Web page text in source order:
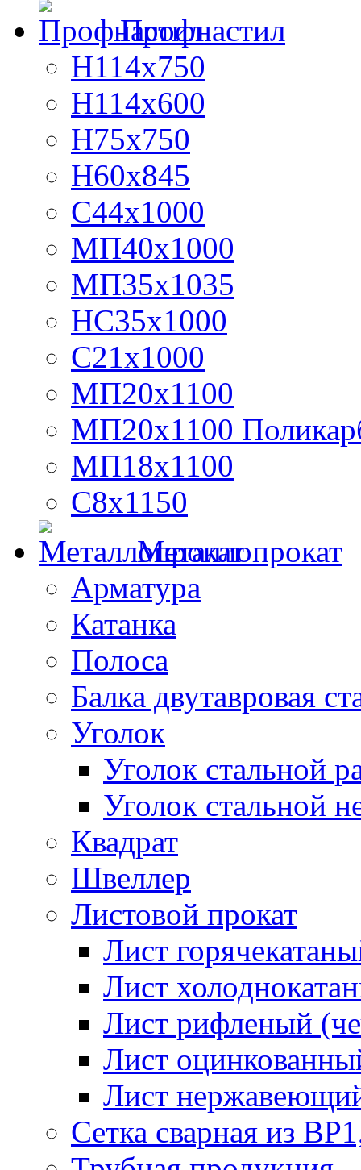
Профнастил
Н114х750
Н114х600
Н75х750
Н60х845
С44х1000
МП40х1000
МП35х1035
НС35х1000
С21х1000
МП20х1100
МП20х1100
МП18х1100
С8х1150
Металлопрокат
Арматура
Катанка
Полоса
Балка двутавровая
Уголок
Уголок стальной
Уголок стальной
Квадрат
Швеллер
Листовой прокат
Лист
Лист
Лист рифленый
Лист
Лист
Сетка сварная из